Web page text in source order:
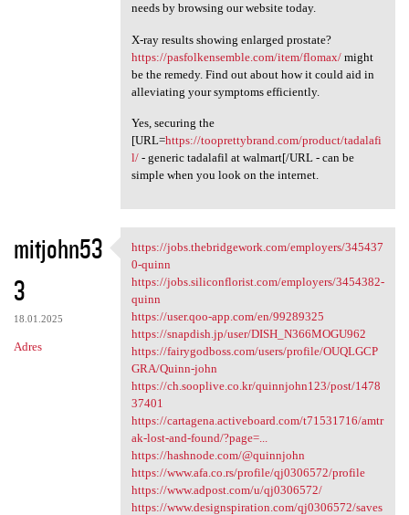
needs by browsing our website today.
X-ray results showing enlarged prostate?
https://pasfolkensemble.com/item/flomax/might
be the remedy. Find out about how it could aid in
alleviating your symptoms efficiently.
Yes, securing the
[URL=https://tooprettybrand.com/product/tadalafi
l/- generic tadalafil at walmart[/URL - can be
simple when you look on the internet.
mitjohn53
3
18.01.2025
Adres
https://jobs.thebridgework
https://jobs.thebridgework.com/employers/345437
0-quinn
https://jobs.siliconflorist.com/employers/3454382-
quinn
https://user.qoo-app.com/en/99289325
https://snapdish.jp/user/DISH_N366MOGU962
https://fairygodboss.com/users/profile/OUQLGCP
GRA/Quinn-john
https://ch.sooplive.co.kr/quinnjohn123/post/1478
37401
https://cartagena.activeboard.com/t71531716/amtr
ak-lost-and-found/?page=...
https://hashnode.com/@quinnjohn
https://www.afa.co.rs/profile/qj0306572/profile
https://www.adpost.com/u/qj0306572/
https://www.designspiration.com/qj0306572/saves